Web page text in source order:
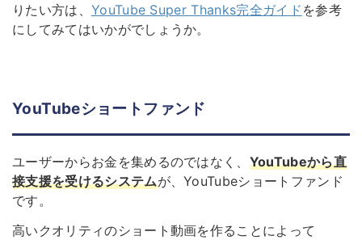
りたい方は、 YouTube Super Thanks完全ガイド を参考
にしてみてはいかがでしょうか。
YouTubeショートファンド
ユーザーからお金を集めるのではなく、 YouTubeから直
接支援を受けるシステムが、YouTubeショートファンド
です。
高いクオリティのショート動画を作ることによって